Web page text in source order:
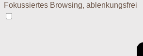
Fokussiertes Browsing, ablenkungsfrei